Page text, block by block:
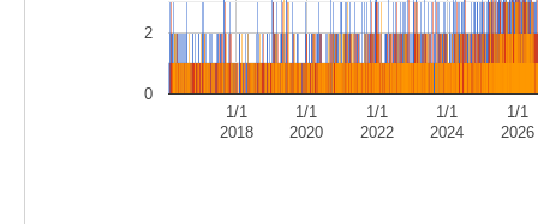
1/1
2018
1/1
2020
1/1
2022
1/1
2024
1/1
2026
0
2